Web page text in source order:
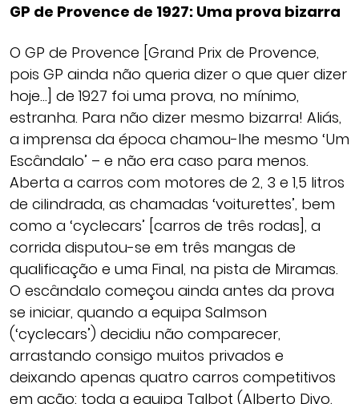
GP de Provence de 1927: Uma prova bizarra
O GP de Provence [Grand Prix de Provence,
pois GP ainda não queria dizer o que quer dizer
hoje…] de 1927 foi uma prova, no mínimo,
estranha. Para não dizer mesmo bizarra! Aliás,
a imprensa da época chamou-lhe mesmo ‘Um
Escândalo’ – e não era caso para menos.
Aberta a carros com motores de 2, 3 e 1,5 litros
de cilindrada, as chamadas ‘voiturettes’, bem
como a ‘cyclecars’ [carros de três rodas], a
corrida disputou-se em três mangas de
qualificação e uma Final, na pista de Miramas.
O escândalo começou ainda antes da prova
se iniciar, quando a equipa Salmson
(‘cyclecars’) decidiu não comparecer,
arrastando consigo muitos privados e
deixando apenas quatro carros competitivos
em ação: toda a equipa Talbot (Alberto Divo,